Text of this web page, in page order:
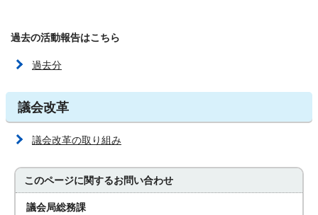
過去の活動報告はこちら
過去分
議会改革
議会改革の取り組み
このページに関するお問い合わせ
議会局総務課